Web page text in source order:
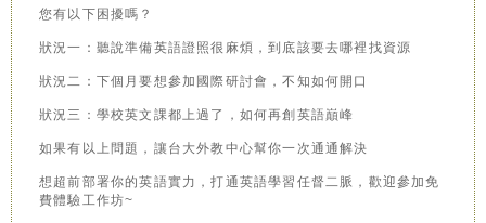
您有以下困擾嗎？
狀況一：聽說準備英語證照很麻煩，到底該要去哪裡找資源
狀況二：下個月要想參加國際研討會，不知如何開口
狀況三：學校英文課都上過了，如何再創英語巔峰
如果有以上問題，讓台大外教中心幫你一次通通解決
想超前部署你的英語實力，打通英語學習任督二脈，歡迎參加免
費體驗工作坊~